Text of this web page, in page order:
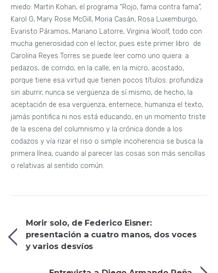
miedo: Martin Kohan, el programa “Rojo, fama contra fama”,
Karol G, Mary Rose McGill, Moria Casán, Rosa Luxemburgo,
Evaristo Páramos, Mariano Latorre, Virginia Woolf, todo con
mucha generosidad con el lector, pues este primer libro de
Carolina Reyes Torres se puede leer como uno quiera: a
pedazos, de corrido, en la calle, en la micro, acostado,
porque tiene esa virtud que tienen pocos títulos: profundiza
sin aburrir, nunca se vergüenza de sí mismo, de hecho, la
aceptación de esa vergüenza, enternece, humaniza el texto,
jamás pontifica ni nos está educando, en un momento triste
de la escena del columnismo y la crónica donde a los
codazos y vía rizar el riso o simple incoherencia se busca la
primera línea, cuando al parecer las cosas son más sencillas
o relativas al sentido común.
Morir solo, de Federico Eisner:
presentación a cuatro manos, dos voces
y varios desvíos